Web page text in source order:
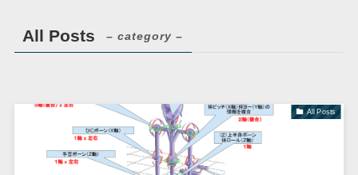
All Posts – category –
All Posts